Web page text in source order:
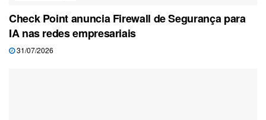
Check Point anuncia Firewall de Segurança para
IA nas redes empresariais
31/07/2026